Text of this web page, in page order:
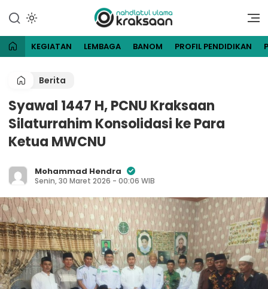
konten
NU Kraksaan
Website Resmi Pengurus
Kraksaan
KEGIATAN LEMBAGA BANOM PROFIL PENDIDIKAN
Berita
Syawal 1447 H, PCNU Kraksaan
Silaturrahim Konsolidasi ke Para
Ketua MWCNU
Mohammad Hendra
Senin, 30 Maret 2026 - 00:06 WIB